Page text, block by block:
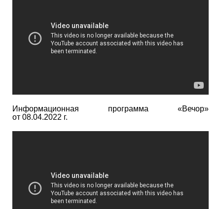
Информационная программа «Вечор»
от 08.04.2022 г.